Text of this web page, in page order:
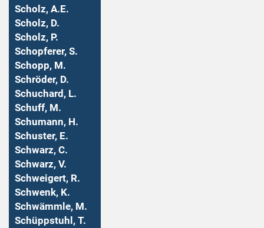
Scholz, A.E.
Scholz, D.
Scholz, P.
Schopferer, S.
Schopp, M.
Schröder, D.
Schuchard, L.
Schuff, M.
Schumann, H.
Schuster, E.
Schwarz, C.
Schwarz, V.
Schweigert, R.
Schwenk, K.
Schwämmle, M.
Schüppstuhl, T.